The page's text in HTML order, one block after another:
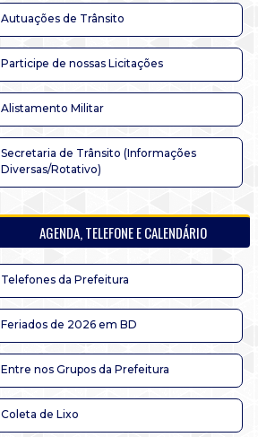
Autuações de Trânsito
Participe de nossas Licitações
Alistamento Militar
Secretaria de Trânsito (Informações
Diversas/Rotativo)
AGENDA, TELEFONE E CALENDÁRIO
Telefones da Prefeitura
Feriados de 2026 em BD
Entre nos Grupos da Prefeitura
Coleta de Lixo